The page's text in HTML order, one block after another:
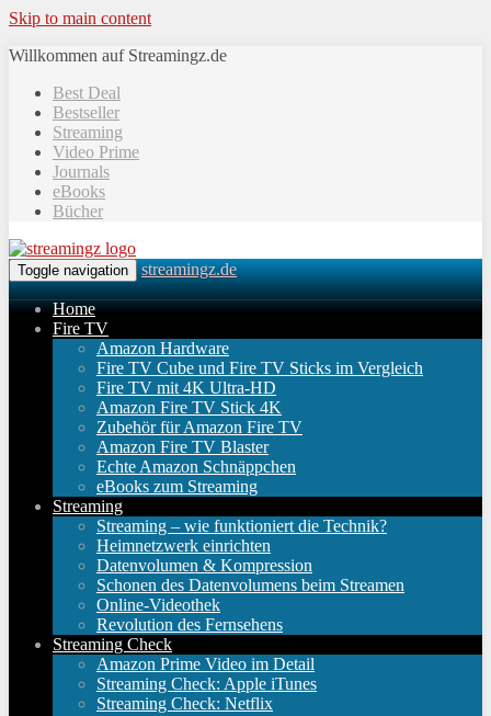
Skip to main content
Willkommen auf Streamingz.de
Best Deal
Bestseller
Streaming
Video Prime
Journals
eBooks
Bücher
Toggle navigation streamingz.de
Home
Fire TV
Amazon Hardware
Fire TV Cube und Fire TV Sticks im Vergleich
Fire TV mit 4K Ultra-HD
Amazon Fire TV Stick 4K
Zubehör für Amazon Fire TV
Amazon Fire TV Blaster
Echte Amazon Schnäppchen
eBooks zum Streaming
Streaming
Streaming – wie funktioniert die Technik?
Heimnetzwerk einrichten
Datenvolumen & Kompression
Schonen des Datenvolumens beim Streamen
Online-Videothek
Revolution des Fernsehens
Streaming Check
Amazon Prime Video im Detail
Streaming Check: Apple iTunes
Streaming Check: Netflix